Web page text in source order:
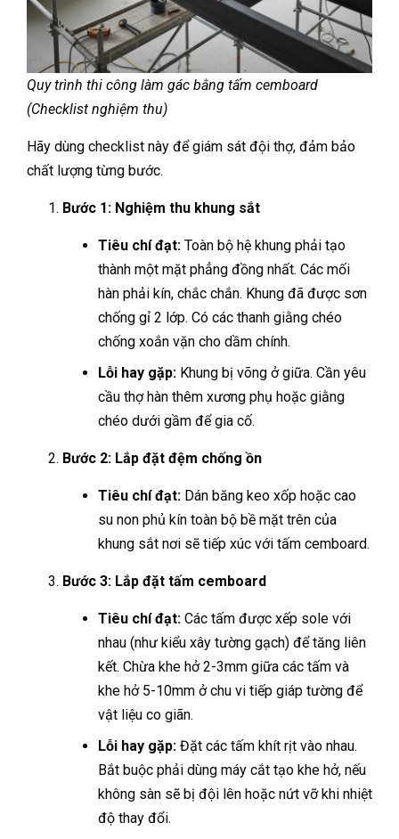
Quy trình thi công làm gác bằng tấm cemboard
(Checklist nghiệm thu)
Hãy dùng checklist này để giám sát đội thợ, đảm bảo
chất lượng từng bước.
Bước 1: Nghiệm thu khung sắt
Tiêu chí đạt: Toàn bộ hệ khung phải tạo
thành một mặt phẳng đồng nhất. Các mối
hàn phải kín, chắc chắn. Khung đã được sơn
chống gỉ 2 lớp. Có các thanh giằng chéo
chống xoắn vặn cho dầm chính.
Lỗi hay gặp: Khung bị võng ở giữa. Cần yêu
cầu thợ hàn thêm xương phụ hoặc giằng
chéo dưới gầm để gia cố.
Bước 2: Lắp đặt đệm chống ồn
Tiêu chí đạt: Dán băng keo xốp hoặc cao
su non phủ kín toàn bộ bề mặt trên của
khung sắt nơi sẽ tiếp xúc với tấm cemboard.
Bước 3: Lắp đặt tấm cemboard
Tiêu chí đạt: Các tấm được xếp sole với
nhau (như kiểu xây tường gạch) để tăng liên
kết. Chừa khe hở 2-3mm giữa các tấm và
khe hở 5-10mm ở chu vi tiếp giáp tường để
vật liệu co giãn.
Lỗi hay gặp: Đặt các tấm khít rịt vào nhau.
Bắt buộc phải dùng máy cắt tạo khe hở, nếu
không sàn sẽ bị đội lên hoặc nứt vỡ khi nhiệt
độ thay đổi.